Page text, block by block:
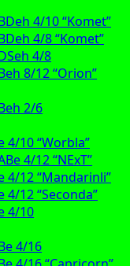
4/10 “Komet”
4/8 “Komet”
4/8
8/12 “Orion”
2/6
4/10 “Worbla”
4/12 “NExT”
4/12 “Mandarinli”
4/12 “Seconda”
4/10
4/16